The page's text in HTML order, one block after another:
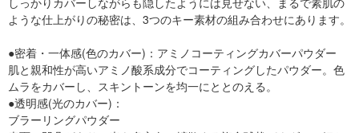
ような仕上がりの秘密は、3つのキー素材の組み合わせにあります。
●密着・一体感(色のカバー)：アミノコーティングカバーパウダー
肌と親和性が高いアミノ酸系成分でコーティングしたパウダー。色
ムラをカバーし、スキントーンを均一にととのえる。
●透明感(光のカバー)：
ブラーリングパウダー